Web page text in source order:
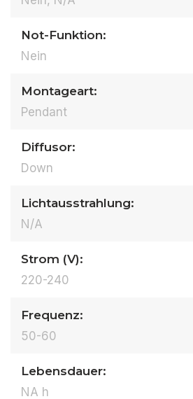
Not-Funktion:
Nein
Montageart:
Pendant
Diffusor:
Down
Lichtausstrahlung:
N/A
Strom (V):
220-240
Frequenz:
50-60
Lebensdauer:
NA h